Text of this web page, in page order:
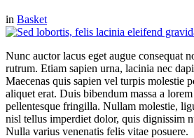
in Basket
Nunc auctor lacus eget augue consequat
rutrum. Etiam sapien urna, lacinia nec
Maecenas quis sapien vel turpis molestie
aliquet erat. Duis bibendum massa a
pellentesque fringilla. Nullam molestie,
nisl tellus imperdiet dolor, quis dignissim
Nulla varius venenatis felis vitae posuere.